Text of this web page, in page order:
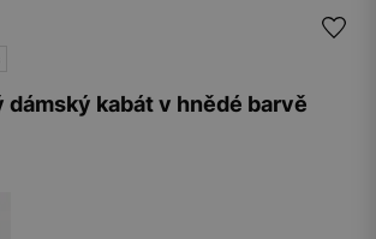
dámský kabát v hnědé barvě